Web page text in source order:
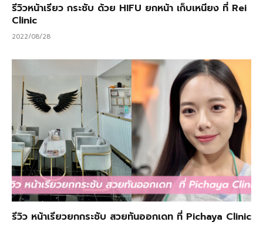
รีวิวหน้าเรียว กระชับ ด้วย HIFU ยกหน้า เก็บเหนียง ที่ Rei
Clinic
2022/08/28
รีวิว หน้าเรียวยกกระชับ สวยทันออกเดท ที่ Pichaya Clinic